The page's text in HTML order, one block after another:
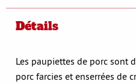
Détails
Les paupiettes de porc sont
porc farcies et enserrées de